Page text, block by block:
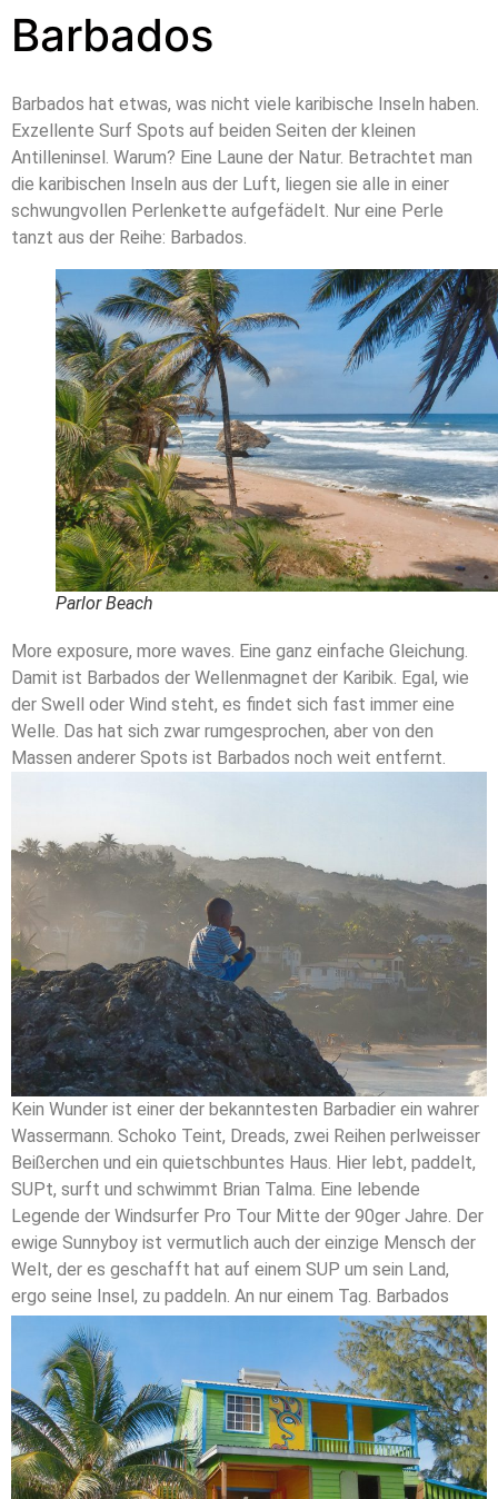
Barbados
Barbados hat etwas, was nicht viele karibische Inseln haben.
Exzellente Surf Spots auf beiden Seiten der kleinen
Antilleninsel. Warum? Eine Laune der Natur. Betrachtet man
die karibischen Inseln aus der Luft, liegen sie alle in einer
schwungvollen Perlenkette aufgefädelt. Nur eine Perle
tanzt aus der Reihe: Barbados.
Parlor Beach
More exposure, more waves. Eine ganz einfache Gleichung.
Damit ist Barbados der Wellenmagnet der Karibik. Egal, wie
der Swell oder Wind steht, es findet sich fast immer eine
Welle. Das hat sich zwar rumgesprochen, aber von den
Massen anderer Spots ist Barbados noch weit entfernt.
Kein Wunder ist einer der bekanntesten Barbadier ein wahrer
Wassermann. Schoko Teint, Dreads, zwei Reihen perlweisser
Beißerchen und ein quietschbuntes Haus. Hier lebt, paddelt,
SUPt, surft und schwimmt Brian Talma. Eine lebende
Legende der Windsurfer Pro Tour Mitte der 90ger Jahre. Der
ewige Sunnyboy ist vermutlich auch der einzige Mensch der
Welt, der es geschafft hat auf einem SUP um sein Land,
ergo seine Insel, zu paddeln. An nur einem Tag. Barbados